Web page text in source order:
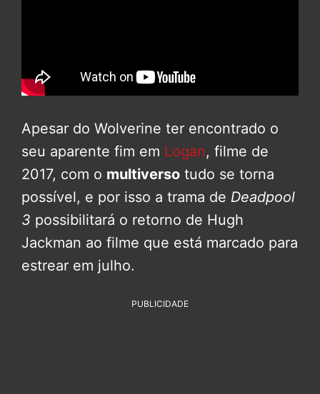
Apesar do Wolverine ter encontrado o
seu aparente fim em Logan, filme de
2017, com o multiverso tudo se torna
possível, e por isso a trama de Deadpool
3 possibilitará o retorno de Hugh
Jackman ao filme que está marcado para
estrear em julho.
PUBLICIDADE